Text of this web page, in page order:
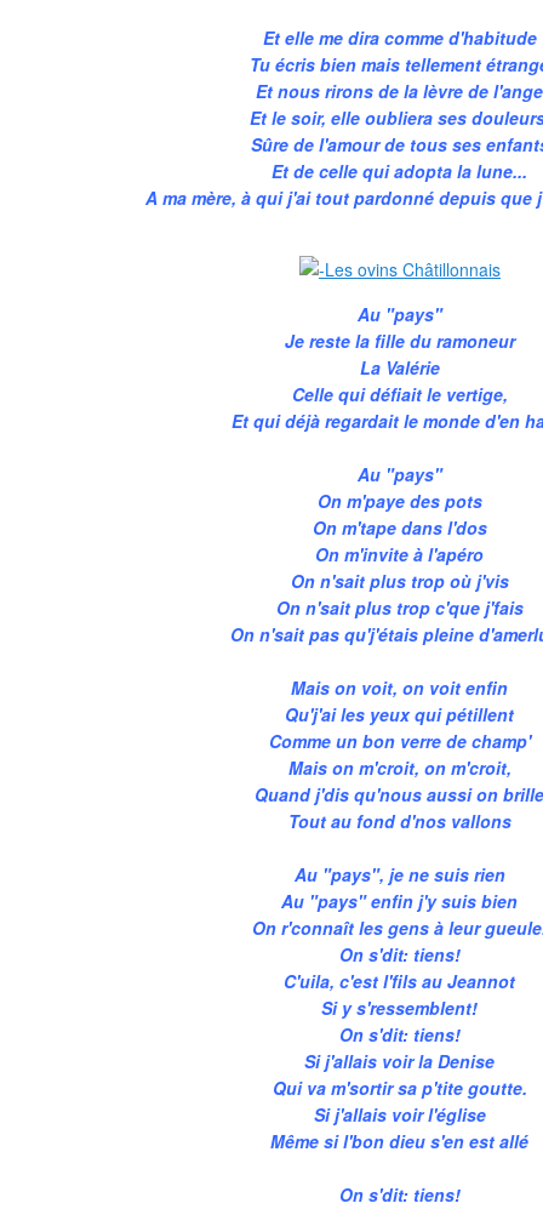
Et elle me dira comme d'habitude
Tu écris bien mais tellement
Et nous rirons de la lèvre de l'ange
Et le soir, elle oubliera ses
Sûre de l'amour de tous ses
Et de celle qui adopta la lune...
A ma mère, à qui j'ai tout pardonné depuis que
Au "pays"
Je reste la fille du ramoneur
La Valérie
Celle qui défiait le vertige,
Et qui déjà regardait le monde d'en
Au "pays"
On m'paye des pots
On m'tape dans l'dos
On m'invite à l'apéro
On n'sait plus trop où j'vis
On n'sait plus trop c'que j'fais
On n'sait pas qu'j'étais pleine
Mais on voit, on voit enfin
Qu'j'ai les yeux qui pétillent
Comme un bon verre de champ'
Mais on m'croit, on m'croit,
Quand j'dis qu'nous aussi on
Tout au fond d'nos vallons
Au "pays", je ne suis rien
Au "pays" enfin j'y suis bien
On r'connaît les gens à leur
On s'dit: tiens!
C'uila, c'est l'fils au Jeannot
Si y s'ressemblent!
On s'dit: tiens!
Si j'allais voir la Denise
Qui va m'sortir sa p'tite goutte.
Si j'allais voir l'église
Même si l'bon dieu s'en est allé
On s'dit: tiens!